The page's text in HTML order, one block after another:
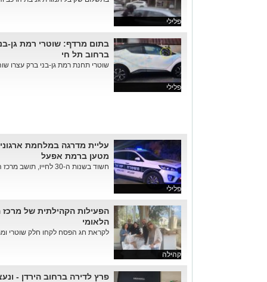
פלילי
פלילי
בתום מרדף: שוטרי רמת גן-
ברחוב תל חי
שוטרי תחנת רמת גן-בני ברק עצרו
פלילי
עליית מדרגה במלחמת
מטען ברמת אפעל
חשוד בשנות ה-30 לחייו, תושב מרכז הארץ, נעצר על ידי היאחב״ל בחשד...
קהילה
הפעילות הקהילתית של
הלאומי
לקראת חג הפסח לקחו חלק שוטרי
פרץ לדירה ברחוב הירדן -